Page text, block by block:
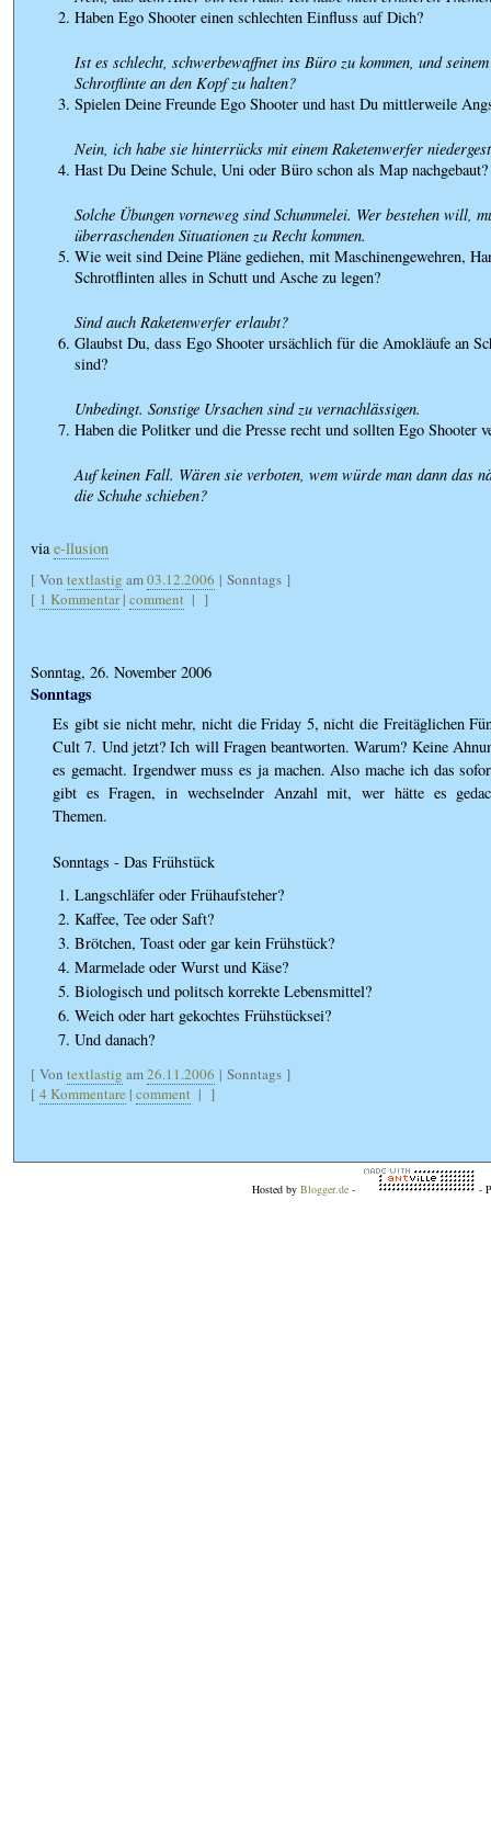
Haben Ego Shooter einen schlechten Einfluss auf Dich?
Ist es schlecht, schwerbewaffnet ins Büro zu kommen, und
Schrotflinte an den Kopf zu halten?
Spielen Deine Freunde Ego Shooter und hast Du mittlerweile
Nein, ich habe sie hinterrücks mit einem Raketenwerfer
Hast Du Deine Schule, Uni oder Büro schon als Map nachgebaut?
Solche Übungen vorneweg sind Schummelei. Wer bestehen will,
überraschenden Situationen zu Recht kommen.
Wie weit sind Deine Pläne gediehen, mit Maschinengewehren,
Schrotflinten alles in Schutt und Asche zu legen?
Sind auch Raketenwerfer erlaubt?
Glaubst Du, dass Ego Shooter ursächlich für die Amokläufe an
sind?
Unbedingt. Sonstige Ursachen sind zu vernachlässigen.
Haben die Politker und die Presse recht und sollten Ego Shooter
Auf keinen Fall. Wären sie verboten, wem würde man dann das
die Schuhe schieben?
viae-llusion
[ Von textlastig am03.12.2006 | Sonntags ]
[ 1 Kommentar| comment | ]
Sonntag, 26. November 2006
Sonntags
Es gibt sie nicht mehr, nicht die Friday 5, nicht die Freitäglichen
Cult 7. Und jetzt? Ich will Fragen beantworten. Warum? Keine
es gemacht. Irgendwer muss es ja machen. Also mache ich das
gibt es Fragen, in wechselnder Anzahl mit, wer hätte es
Themen.
Sonntags - Das Frühstück
Langschläfer oder Frühaufsteher?
Kaffee, Tee oder Saft?
Brötchen, Toast oder gar kein Frühstück?
Marmelade oder Wurst und Käse?
Biologisch und politsch korrekte Lebensmittel?
Weich oder hart gekochtes Frühstücksei?
Und danach?
[ Von textlastig am26.11.2006 | Sonntags ]
[ 4 Kommentare | comment | ]
Hosted by Blogger.de- -